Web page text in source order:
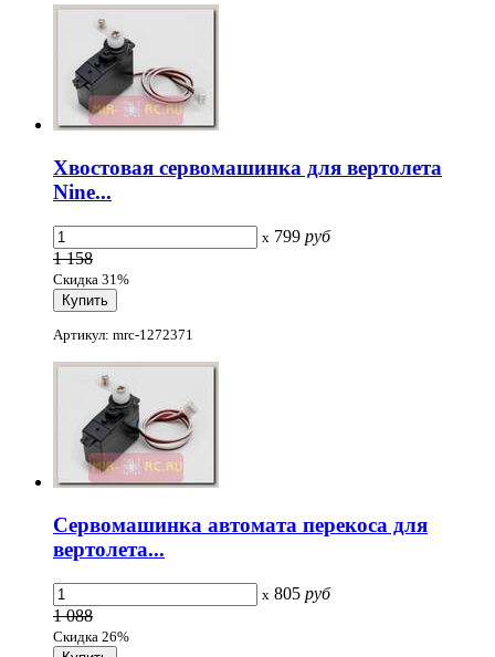
Хвостовая сервомашинка для вертолета
Nine...
x 799 руб
1 158
Скидка 31%
Артикул: mrc-1272371
Сервомашинка автомата перекоса для
вертолета...
x 805 руб
1 088
Скидка 26%